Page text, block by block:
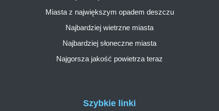
Szybkie linki
Miasta z największym opadem deszczu
Najbardziej wietrzne miasta
Najbardziej słoneczne miasta
Najgorsza jakość powietrza teraz